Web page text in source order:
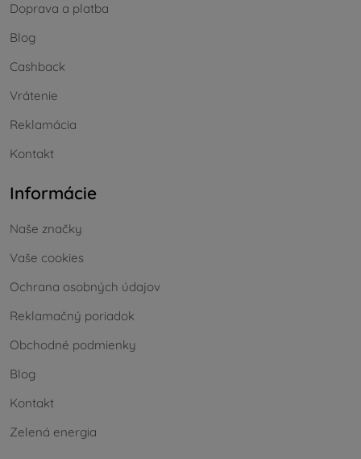
Doprava a platba
Blog
Cashback
Vrátenie
Reklamácia
Kontakt
Informácie
Naše značky
Vaše cookies
Ochrana osobných údajov
Reklamačný poriadok
Obchodné podmienky
Blog
Kontakt
Zelená energia